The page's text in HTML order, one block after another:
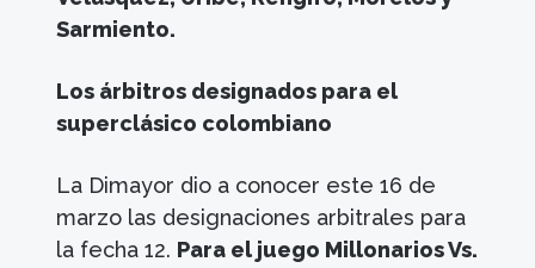
Sarmiento.
Los árbitros designados para el
superclásico colombiano
La Dimayor dio a conocer este 16 de
marzo las designaciones arbitrales para
la fecha 12. Para el juego Millonarios Vs.